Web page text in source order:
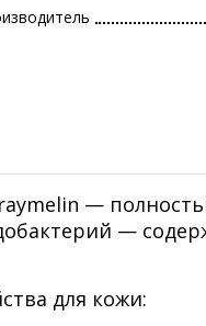
—
—
для кожи: